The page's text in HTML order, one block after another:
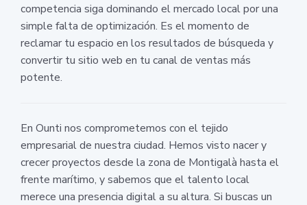
competencia siga dominando el mercado local por una
simple falta de optimización. Es el momento de
reclamar tu espacio en los resultados de búsqueda y
convertir tu sitio web en tu canal de ventas más
potente.
En Ounti nos comprometemos con el tejido
empresarial de nuestra ciudad. Hemos visto nacer y
crecer proyectos desde la zona de Montigalà hasta el
frente marítimo, y sabemos que el talento local
merece una presencia digital a su altura. Si buscas un